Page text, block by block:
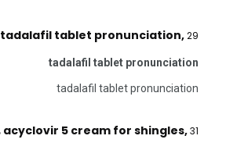
tadalafil tablet pronunciation,29 مايو 2026 @ 12:45 م
tadalafil tablet pronunciation
tadalafil tablet pronunciation
acyclovir 5 cream for shingles,31 مايو 2026 @ 11:55 ص